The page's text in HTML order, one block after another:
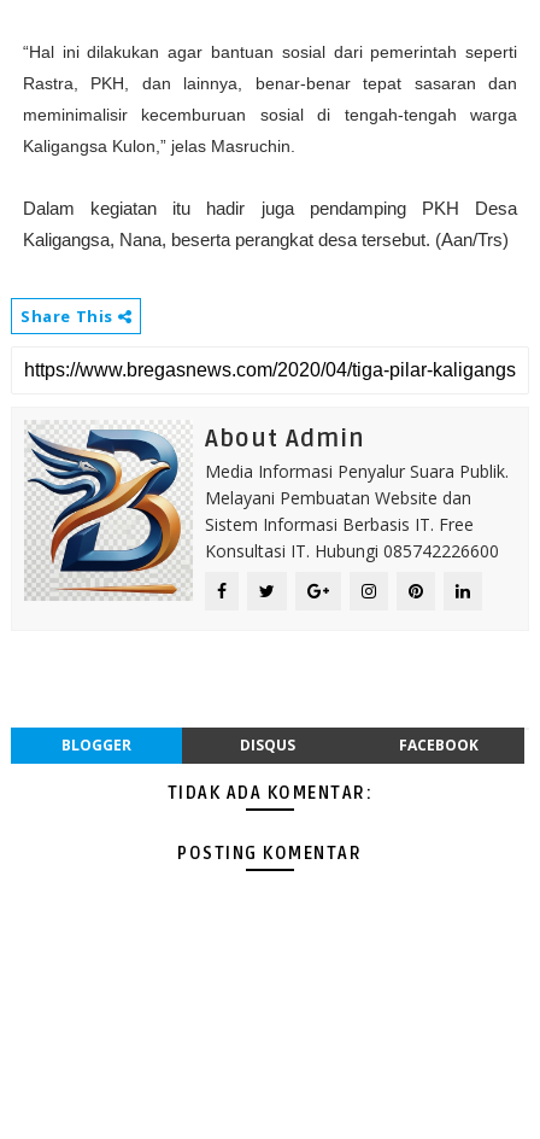
“Hal ini dilakukan agar bantuan sosial dari pemerintah seperti
Rastra, PKH, dan lainnya, benar-benar tepat sasaran dan
meminimalisir kecemburuan sosial di tengah-tengah warga
Kaligangsa Kulon,” jelas Masruchin.
Dalam kegiatan itu hadir juga pendamping PKH Desa
Kaligangsa, Nana, beserta perangkat desa tersebut. (Aan/Trs)
Share This
About Admin
Media Informasi Penyalur Suara Publik.
Melayani Pembuatan Website dan
Sistem Informasi Berbasis IT. Free
Konsultasi IT. Hubungi 085742226600
BLOGGER DISQUS FACEBOOK
TIDAK ADA KOMENTAR:
POSTING KOMENTAR